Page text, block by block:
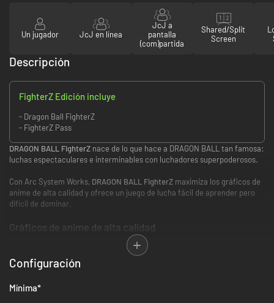
Un jugador JcJ en línea
JcJ a
pantalla
(com)partida
Shared/Split
Screen
Descripción
FighterZ Edición incluye
- Dragon Ball FighterZ
- FighterZ Pass
DRAGON BALL FighterZ nace de lo que hace a DRAGON BALL tan famosa:
luchas espectaculares e interminables con luchadores superpoderosos.
Con Arc System Works, DRAGON BALL FighterZ maximiza los gráficos de
anime de alta calidad y ofrece un juego de lucha fácil de aprender pero
difícil de dominar.
Gráficos de anime de alta calidad
Configuración
Mínima*